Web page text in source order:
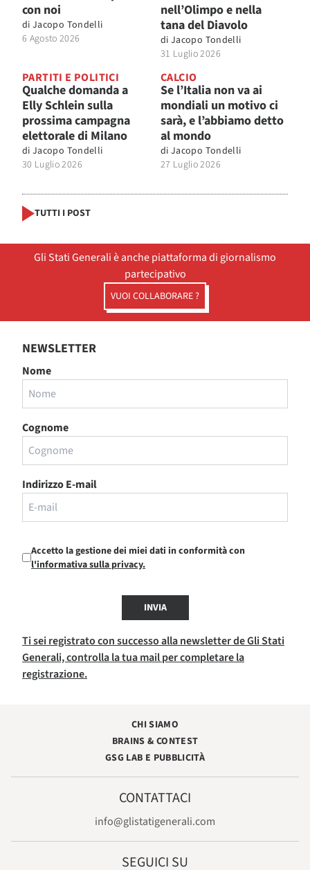
con noi
di Jacopo Tondelli
6 Agosto 2026
nell’Olimpo e nella
tana del Diavolo
di Jacopo Tondelli
31 Luglio 2026
PARTITI E POLITICI
Qualche domanda a
Elly Schlein sulla
prossima campagna
elettorale di Milano
di Jacopo Tondelli
30 Luglio 2026
CALCIO
Se l’Italia non va ai
mondiali un motivo ci
sarà, e l’abbiamo detto
al mondo
di Jacopo Tondelli
27 Luglio 2026
TUTTI I POST
Gli Stati Generali è anche piattaforma di giornalismo
partecipativo
VUOI COLLABORARE ?
NEWSLETTER
Nome
Cognome
Indirizzo E-mail
Accetto la gestione dei miei dati in conformità con
l'informativa sulla privacy.
INVIA
Ti sei registrato con successo alla newsletter de Gli Stati
Generali, controlla la tua mail per completare la
registrazione.
CHI SIAMO
BRAINS & CONTEST
GSG LAB E PUBBLICITÀ
CONTATTACI
info@glistatigenerali.com
SEGUICI SU